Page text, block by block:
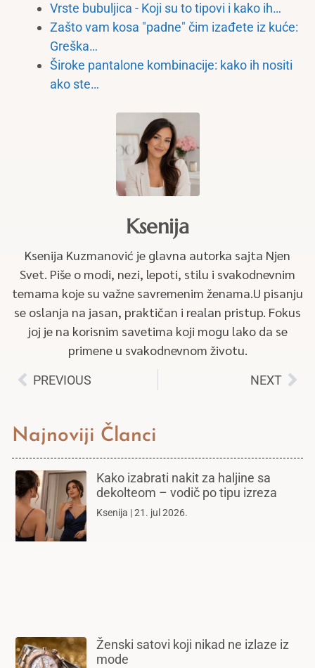
Vrste bubuljica - Koji su to tipovi i kako ih…
Zašto vam kosa "padne" čim izađete iz kuće:
Greška…
Široke pantalone kombinacije: kako ih nositi
ako ste…
Ksenija
Ksenija Kuzmanović je glavna autorka sajta Njen
Svet. Piše o modi, nezi, lepoti, stilu i svakodnevnim
temama koje su važne savremenim ženama.U pisanju
se oslanja na jasan, praktičan i realan pristup. Fokus
joj je na korisnim savetima koji mogu lako da se
primene u svakodnevnom životu.
PREVIOUS NEXT
Najnoviji Članci
Kako izabrati nakit za haljine sa
dekolteom – vodič po tipu izreza
Ksenija 21. jul 2026.
Ženski satovi koji nikad ne izlaze iz
mode